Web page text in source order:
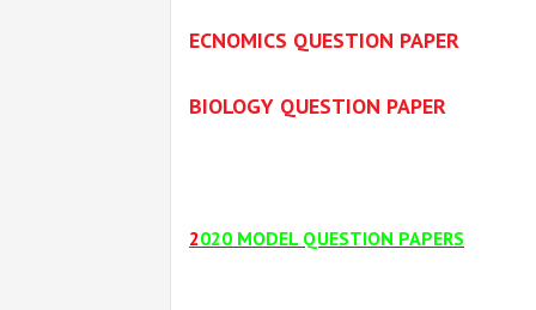
ECNOMICS QUESTION PAPER
BIOLOGY QUESTION PAPER
2020 MODEL QUESTION PAPERS